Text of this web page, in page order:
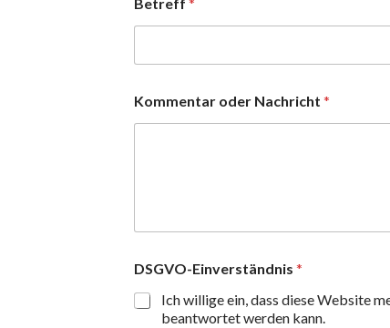
Kommentar oder Nachricht *
DSGVO-Einverständnis *
Ich willige ein, dass diese Website
beantwortet werden kann.